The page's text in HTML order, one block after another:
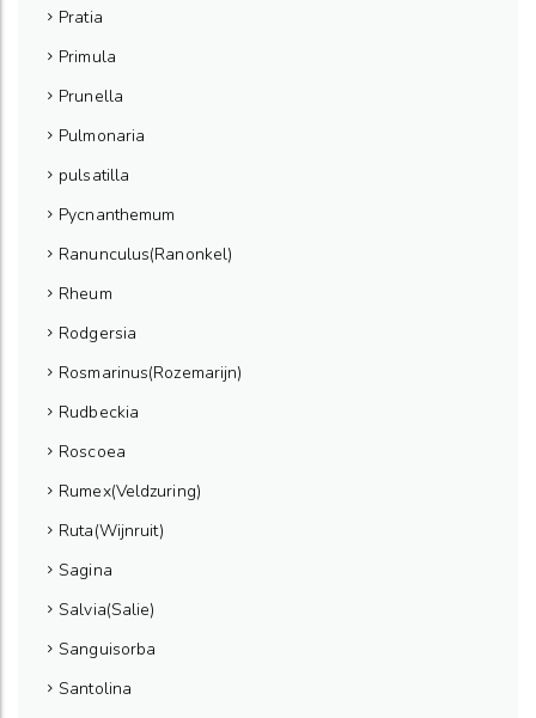
Pratia
Primula
Prunella
Pulmonaria
pulsatilla
Pycnanthemum
Ranunculus(Ranonkel)
Rheum
Rodgersia
Rosmarinus(Rozemarijn)
Rudbeckia
Roscoea
Rumex(Veldzuring)
Ruta(Wijnruit)
Sagina
Salvia(Salie)
Sanguisorba
Santolina